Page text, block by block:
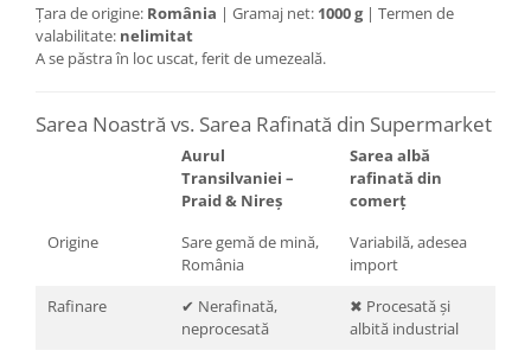
Țara de origine: România | Gramaj net: 1000 g| Termen de
valabilitate: nelimitat
A se păstra în loc uscat, ferit de umezeală.
Sarea Noastră vs. Sarea Rafinată din Supermarket
Aurul
Transilvaniei –
Praid & Nireș
Sarea albă
rafinată din
comerț
Origine
Sare gemă de mină,
România
Variabilă, adesea
import
Rafinare
✔ Nerafinată,
neprocesată
✖ Procesată și
albită industrial